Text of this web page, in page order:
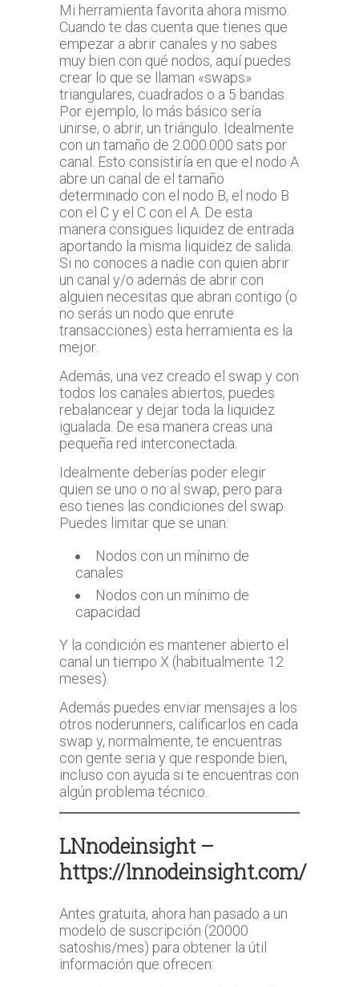
Mi herramienta favorita ahora mismo.
Cuando te das cuenta que tienes que
empezar a abrir canales y no sabes
muy bien con qué nodos, aquí puedes
crear lo que se llaman «swaps»
triangulares, cuadrados o a 5 bandas.
Por ejemplo, lo más básico sería
unirse, o abrir, un triángulo. Idealmente
con un tamaño de 2.000.000 sats por
canal. Esto consistiría en que el nodo A
abre un canal de el tamaño
determinado con el nodo B, el nodo B
con el C y el C con el A. De esta
manera consigues liquidez de entrada
aportando la misma liquidez de salida.
Si no conoces a nadie con quien abrir
un canal y/o además de abrir con
alguien necesitas que abran contigo (o
no serás un nodo que enrute
transacciones) esta herramienta es la
mejor.
Además, una vez creado el swap y con
todos los canales abiertos, puedes
rebalancear y dejar toda la liquidez
igualada. De esa manera creas una
pequeña red interconectada.
Idealmente deberías poder elegir
quien se uno o no al swap, pero para
eso tienes las condiciones del swap.
Puedes limitar que se unan:
Nodos con un mínimo de
canales
Nodos con un mínimo de
capacidad
Y la condición es mantener abierto el
canal un tiempo X (habitualmente 12
meses).
Además puedes enviar mensajes a los
otros noderunners, calificarlos en cada
swap y, normalmente, te encuentras
con gente seria y que responde bien,
incluso con ayuda si te encuentras con
algún problema técnico.
LNnodeinsight –
https://lnnodeinsight.com/
Antes gratuita, ahora han pasado a un
modelo de suscripción (20000
satoshis/mes) para obtener la útil
información que ofrecen: